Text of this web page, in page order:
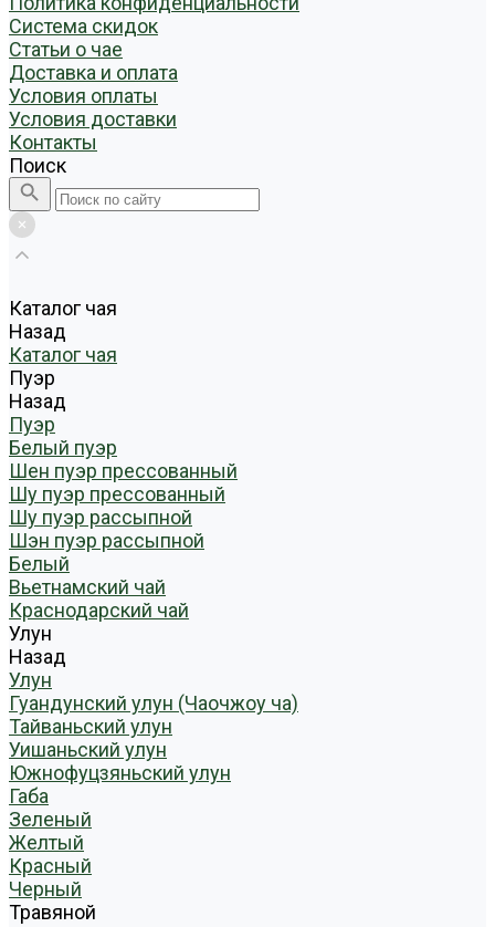
Система скидок
Статьи о чае
Доставка и оплата
Условия оплаты
Условия доставки
Контакты
Поиск
Каталог чая
Назад
Каталог чая
Пуэр
Назад
Пуэр
Белый пуэр
Шен пуэр прессованный
Шу пуэр прессованный
Шу пуэр рассыпной
Шэн пуэр рассыпной
Белый
Вьетнамский чай
Краснодарский чай
Улун
Назад
Улун
Гуандунский улун (Чаочжоу ча)
Тайваньский улун
Уишаньский улун
Южнофуцзяньский улун
Габа
Зеленый
Желтый
Красный
Черный
Травяной